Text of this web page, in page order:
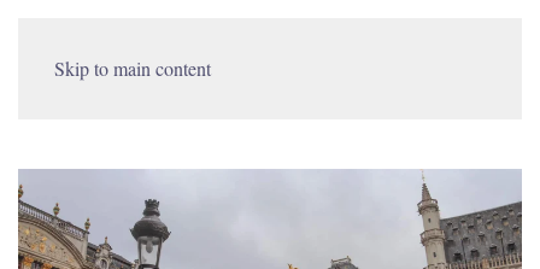
Skip to main content